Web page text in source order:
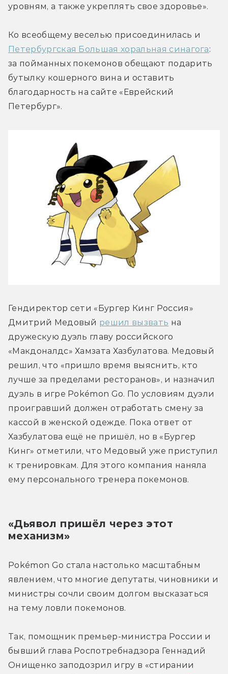
уровням, а также укреплять свое здоровье».
Петербургская Большая хоральная синагога:
за пойманных покемонов обещают подарить
бутылку кошерного вина и оставить
благодарность на сайте «Еврейский
Петербург».
Гендиректор сети «Бургер Кинг Россия»
Дмитрий Медовый решил вызвать на
дружескую дуэль главу российского
«Макдоналдс» Хамзата Хазбулатова. Медовый
решил, что «пришло время выяснить, кто
лучше за пределами ресторанов», и назначил
дуэль в игре Pokémon Go. По условиям дуэли
проигравший должен отработать смену за
кассой в женской одежде. Пока ответ от
Хазбулатова ещё не пришёл, но в «Бургер
Кинг» отметили, что Медовый уже приступил
к тренировкам. Для этого компания наняла
ему персонального тренера покемонов.
«Дьявол пришёл через этот
механизм»
Pokémon Go стала настолько масштабным
явлением, что многие депутаты, чиновники и
министры сочли своим долгом высказаться
на тему ловли покемонов.
Так, помощник премьер-министра России и
бывший глава Роспотребнадзора Геннадий
Онищенко заподозрил игру в «стирании